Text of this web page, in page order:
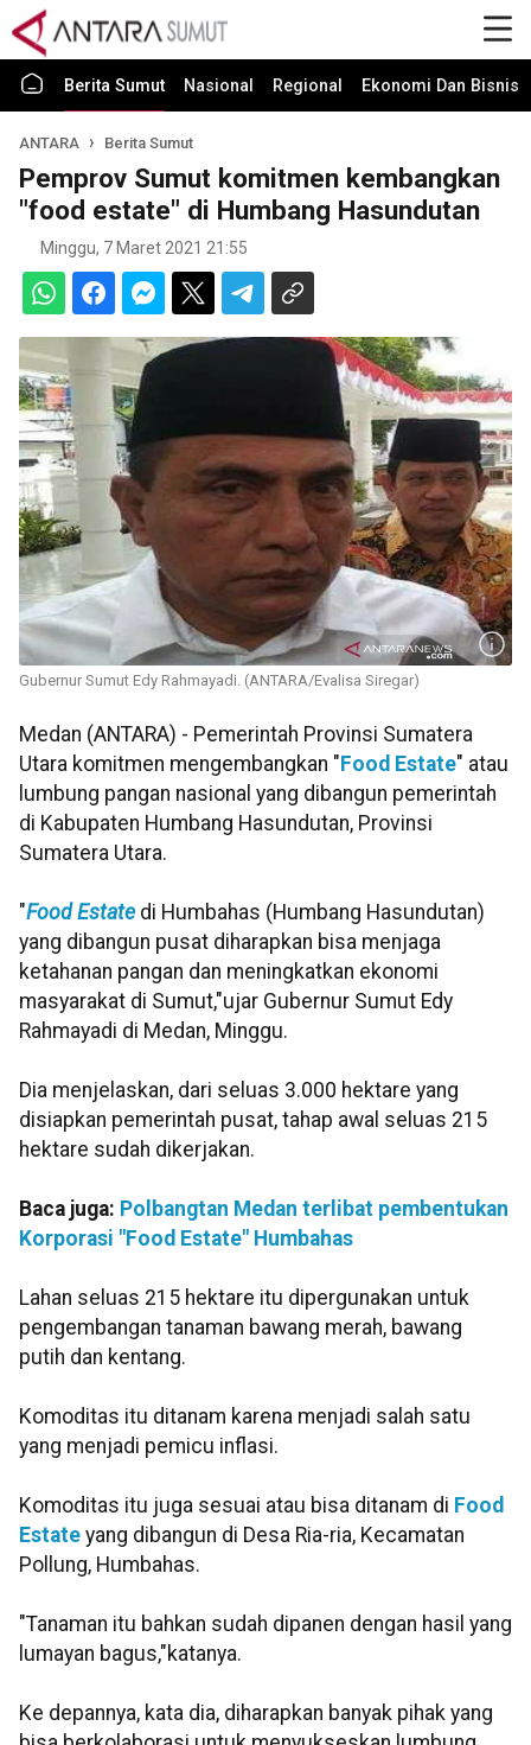
Berita Sumut Nasional Regional Ekonomi Dan Bisnis
ANTARA Berita Sumut
Pemprov Sumut komitmen kembangkan
"food estate" di Humbang Hasundutan
Minggu, 7 Maret 2021 21:55
Gubernur Sumut Edy Rahmayadi. (ANTARA/Evalisa Siregar)
Medan (ANTARA) - Pemerintah Provinsi Sumatera
Utara komitmen mengembangkan " Food Estate" atau
lumbung pangan nasional yang dibangun pemerintah
di Kabupaten Humbang Hasundutan, Provinsi
Sumatera Utara.
"Food Estate di Humbahas (Humbang Hasundutan)
yang dibangun pusat diharapkan bisa menjaga
ketahanan pangan dan meningkatkan ekonomi
masyarakat di Sumut,"ujar Gubernur Sumut Edy
Rahmayadi di Medan, Minggu.
Dia menjelaskan, dari seluas 3.000 hektare yang
disiapkan pemerintah pusat, tahap awal seluas 215
hektare sudah dikerjakan.
Baca juga: Polbangtan Medan terlibat pembentukan
Korporasi "Food Estate" Humbahas
Lahan seluas 215 hektare itu dipergunakan untuk
pengembangan tanaman bawang merah, bawang
putih dan kentang.
Komoditas itu ditanam karena menjadi salah satu
yang menjadi pemicu inflasi.
Komoditas itu juga sesuai atau bisa ditanam di Food
Estate yang dibangun di Desa Ria-ria, Kecamatan
Pollung, Humbahas.
"Tanaman itu bahkan sudah dipanen dengan hasil yang
lumayan bagus,"katanya.
Ke depannya, kata dia, diharapkan banyak pihak yang